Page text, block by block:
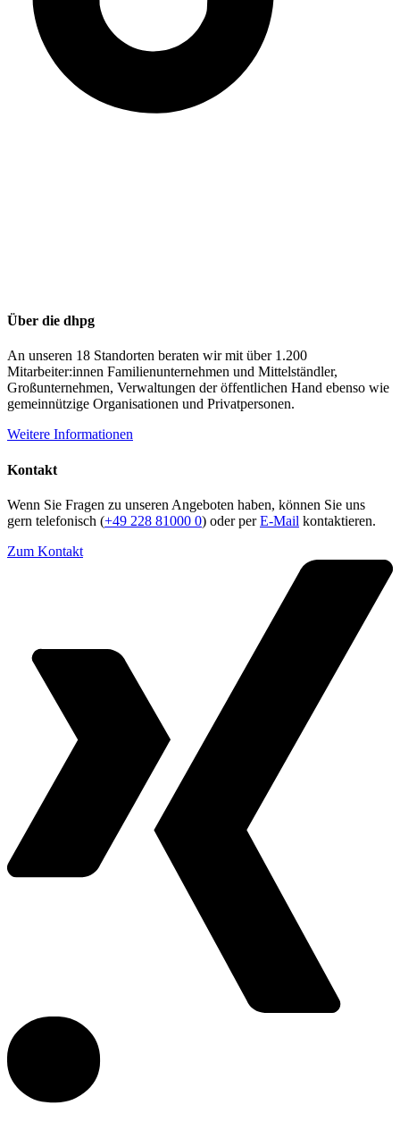
Über die dhpg
An unseren 18 Standorten beraten wir mit über 1.200
Mitarbeiter:innen Familienunternehmen und Mittelständler,
Großunternehmen, Verwaltungen der öffentlichen Hand ebenso wie
gemeinnützige Organisationen und Privatpersonen.
Weitere Informationen
Kontakt
Wenn Sie Fragen zu unseren Angeboten haben, können Sie uns
gern telefonisch (+49 228 81000 0) oder perE-Mail kontaktieren.
Zum Kontakt